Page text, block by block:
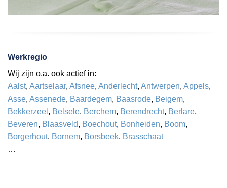
Werkregio
Wij zijn o.a. ook actief in:
Aalst, Aartselaar, Afsnee, Anderlecht, Antwerpen, Appels,
Asse, Assenede, Baardegem, Baasrode, Beigem,
Bekkerzeel , Belsele, Berchem, Berendrecht, Berlare,
Beveren, Blaasveld, Boechout, Bonheiden, Boom,
Borgerhout, Bornem, Borsbeek, Brasschaat
…